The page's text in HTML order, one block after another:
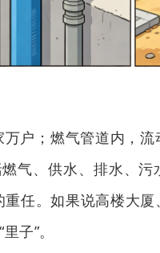
户；燃气管道内，流
气、供水、排水、污
任。如果说高楼大
子”。